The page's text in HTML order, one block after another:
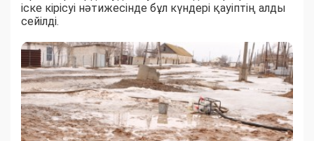
іске кірісуі нәтижесінде бұл күндері қауіптің алды
сейілді.